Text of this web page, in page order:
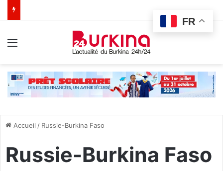
Accueil / Russie-Burkina Faso
Russie-Burkina Faso
FR